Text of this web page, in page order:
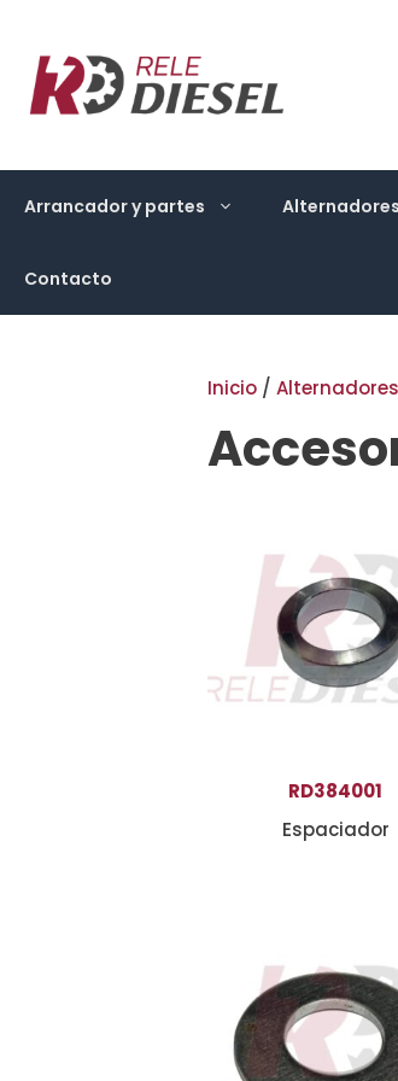
contenido
Arrancador y partes
Contacto
Inicio /
RD384001
Espaciador